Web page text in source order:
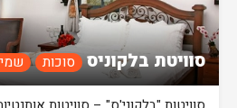
סוויטת בלקוניס סוכות